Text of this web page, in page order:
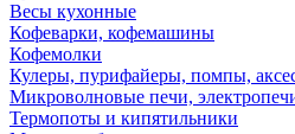
Весы кухонные
Кофеварки, кофемашины
Кофемолки
Кулеры, пурифайеры, помпы,
Микроволновые печи,
Термопоты и кипятильники